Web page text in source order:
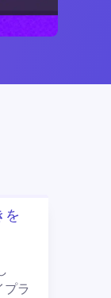
を
プラ